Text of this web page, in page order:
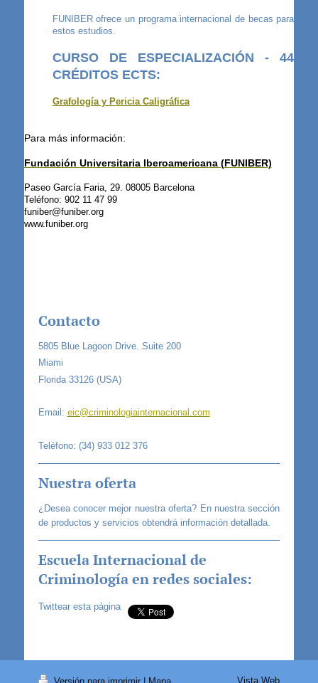
FUNIBER ofrece un programa internacional de becas para
estos estudios.
CURSO DE ESPECIALIZACIÓN - 44
CRÉDITOS ECTS:
Grafología y Pericia Caligráfica
Para más información:
Fundación Universitaria Iberoamericana (FUNIBER)
Paseo García Faria, 29. 08005 Barcelona
Teléfono: 902 11 47 99
funiber@funiber.org
www.funiber.org
Contacto
5805 Blue Lagoon Drive. Suite 200
Miami
Florida 33126 (USA)
Email: eic@criminologiainternacional.com
Teléfono: (34) 933 012 376
Nuestra oferta
¿Desea conocer mejor nuestra oferta? En nuestra sección
de productos y servicios obtendrá información detallada.
Escuela Internacional de
Criminología en redes sociales:
Twittear esta página
Vista Web